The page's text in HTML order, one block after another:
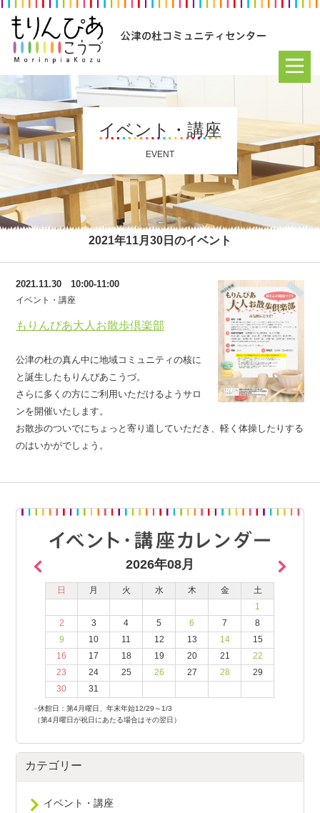
イベント・講座
EVENT
2021年11月30日のイベント
もりんぴあ大人お散歩倶楽部
2021.11.30 10:00-11:00
イベント・講座
公津の杜の真ん中に地域コミュニティの核に
と誕生したもりんぴあこうづ。
さらに多くの方にご利用いただけるようサロ
ンを開催いたします。
お散歩のついでにちょっと寄り道していただき、軽く体操したりする
のはいかがでしょう。
2026年08月
日 月 火 水 木 金
土
1
2
3 4 5 6 7
8
9
10 11 12 13 14
15
16
17 18 19 20 21
22
23
24 25 26 27 28
29
30
31
●休館日：第4月曜日、年末年始12/29～1/3
（第4月曜日が祝日にあたる場合はその翌日）
カテゴリー
イベント・講座